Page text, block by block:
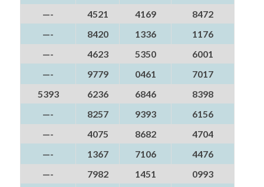
—-
4521 4169
8472
—-
8420 1336
1176
—-
4623 5350
6001
—-
9779 0461
7017
5393
6236 6846
8398
—-
8257 9393
6156
—-
4075 8682
4704
—-
1367 7106
4476
—-
7982 1451
0993